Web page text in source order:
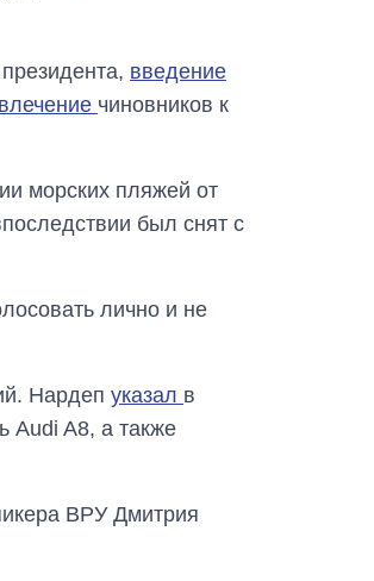
введение
чиновников к
морских пляжей от
был снят с
лично и не
Нардеп указал в
Audi A8, а также
ВРУ Дмитрия